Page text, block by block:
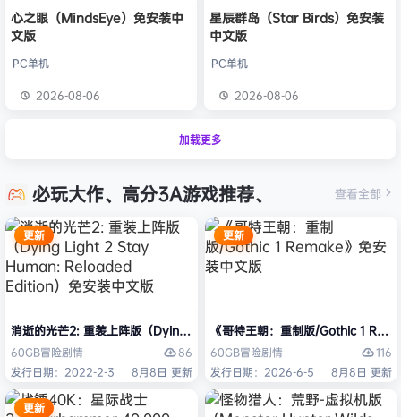
心之眼（MindsEye）免安装中
文版
PC单机
2026-08-06
星辰群岛（Star Birds）免安装
中文版
PC单机
2026-08-06
加载更多
必玩大作、高分3A游戏推荐、 查看全部
更新
消逝的光芒2: 重装上阵版（Dying Light 2 Stay Human: Reloaded
60GB冒险剧情
86
发行日期：2022-2-3
8月8日 更新
更新
《哥特王朝：重制版/Gothic 1
60GB冒险剧情
116
发行日期：2026-6-5
8月8日 更新
更新